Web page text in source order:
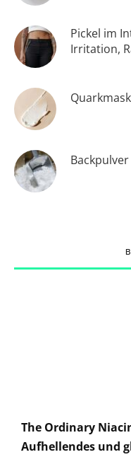
Pickel im
Irritation,
The Ordinary
Aufhellendes und